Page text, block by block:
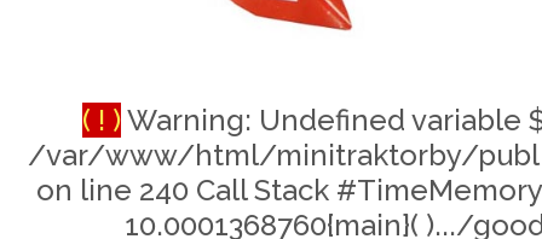
( ! )Warning: Undefined variable
/var/www/html/minitraktorby/
on line 240 Call Stack
10.0001368760{main}( ).../